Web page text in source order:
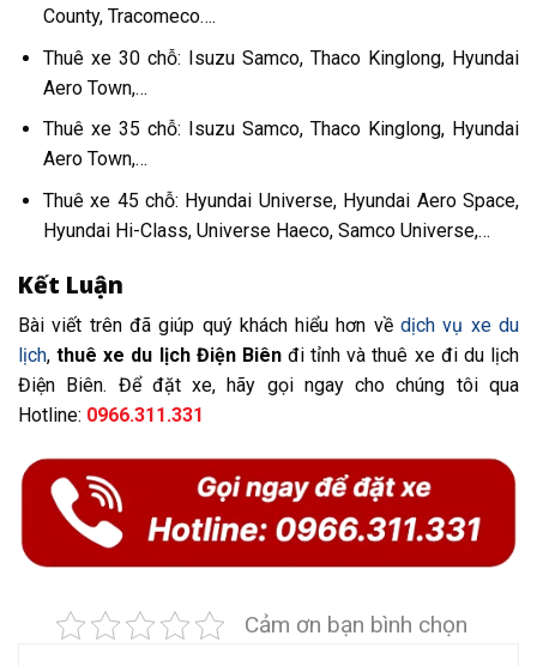
County, Tracomeco….
Thuê xe 30 chỗ: Isuzu Samco, Thaco Kinglong, Hyundai
Aero Town,…
Thuê xe 35 chỗ: Isuzu Samco, Thaco Kinglong, Hyundai
Aero Town,…
Thuê xe 45 chỗ: Hyundai Universe, Hyundai Aero Space,
Hyundai Hi-Class, Universe Haeco, Samco Universe,…
Kết Luận
Bài viết trên đã giúp quý khách hiểu hơn vềdịch vụ xe du
lịch, thuê xe du lịch Điện Biênđi tỉnh và thuê xe đi du lịch
Điện Biên. Để đặt xe, hãy gọi ngay cho chúng tôi qua
Hotline: 0966.311.331
Cảm ơn bạn bình chọn